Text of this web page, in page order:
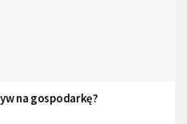
na gospodarkę?